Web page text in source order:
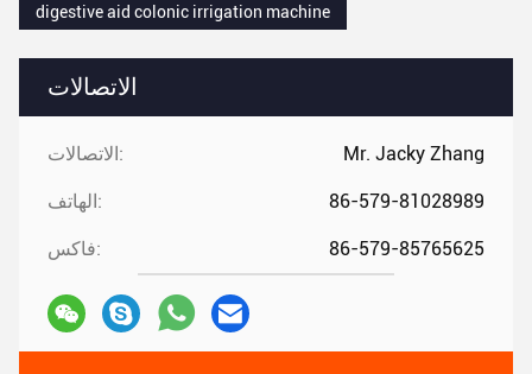
الاتصالات
الاتصالات: Mr. Jacky Zhang
الهاتف: 86-579-81028989
فاكس: 86-579-85765625
digestive aid colonic irrigation machine